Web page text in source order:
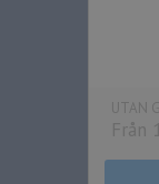
UTAN
Från